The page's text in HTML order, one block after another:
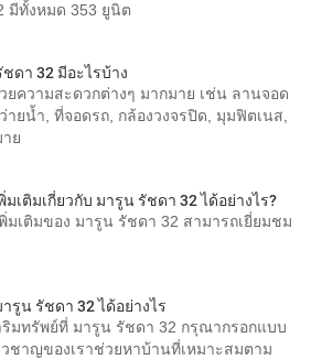
มีทั้งหมด 353 ยูนิต
ดา 32 มีอะไรบ้าง
ความสะดวกต่างๆ มากมาย เช่น ลานจอด
ยน้ำ, ที่จอดรถ, กล้องวงจรปิด, มุมฟิตเนส,
ย
เติมเกี่ยวกับ มารูน รัชดา 32 ได้อย่างไร?
มเติมของ มารูน รัชดา 32 สามารถเยี่ยมชม
น รัชดา 32 ได้อย่างไร
มทรัพย์ที่ มารูน รัชดา 32 กรุณากรอกแบบ
ชาญของเราช่วยหาบ้านที่เหมาะสมตาม